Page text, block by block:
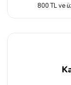
800 TL ve